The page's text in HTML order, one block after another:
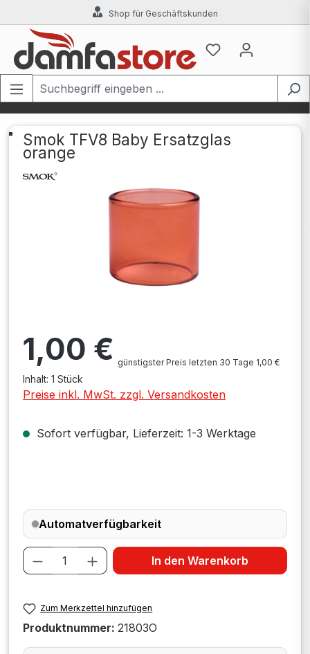
Zum Hauptinhalt springenShop für Geschäftskunden
Smok TFV8 Baby Ersatzglas
orange
Bildergalerie überspringen
1,00 € günstigster Preis letzten 30 Tage 1,00 €
Inhalt: 1 Stück
Preise inkl. MwSt. zzgl. Versandkosten
Sofort verfügbar, Lieferzeit: 1-3 Werktage
Automatverfügbarkeit
Produkt Anzahl: Gib den
In den Warenkorb
Zum Merkzettel hinzufügen
Produktnummer: 21803O